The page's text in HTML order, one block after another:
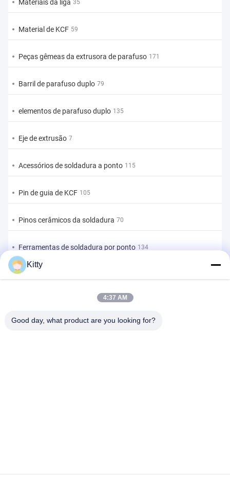
Materiais da liga 35
Material de KCF 59
Peças gêmeas da extrusora de parafuso 171
Barril de parafuso duplo 79
elementos de parafuso duplo 135
Eje de extrusão 7
Acessórios de soldadura a ponto 115
Pin de guia de KCF 105
Pinos cerâmicos da soldadura 70
Ferramentas de soldadura por ponto 134
Máquina de soldadura do ponto da resistência
Kitty
4:37 AM
Good day, what product are you looking for?